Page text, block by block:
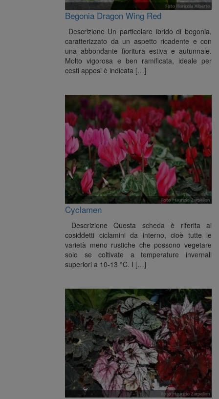
Begonia Dragon Wing Red
Descrizione Un particolare ibrido di begonia,
caratterizzato da un aspetto ricadente e con
una abbondante fioritura estiva e autunnale.
Molto vigorosa e ben ramificata, ideale per
cesti appesi è indicata […]
Cyclamen
Descrizione Questa scheda è riferita ai
cosiddetti ciclamini da interno, cioè tutte le
varietà meno rustiche che possono vegetare
solo se coltivate a temperature invernali
superiori a 10-13 °C. I […]